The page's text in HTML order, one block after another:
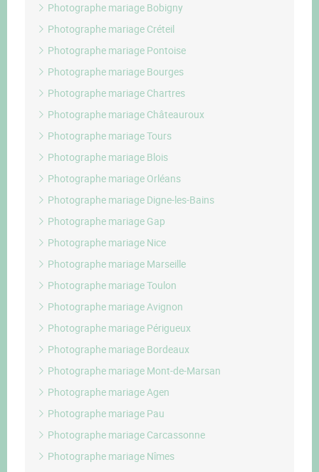
Photographe mariage Bobigny
Photographe mariage Créteil
Photographe mariage Pontoise
Photographe mariage Bourges
Photographe mariage Chartres
Photographe mariage Châteauroux
Photographe mariage Tours
Photographe mariage Blois
Photographe mariage Orléans
Photographe mariage Digne-les-Bains
Photographe mariage Gap
Photographe mariage Nice
Photographe mariage Marseille
Photographe mariage Toulon
Photographe mariage Avignon
Photographe mariage Périgueux
Photographe mariage Bordeaux
Photographe mariage Mont-de-Marsan
Photographe mariage Agen
Photographe mariage Pau
Photographe mariage Carcassonne
Photographe mariage Nîmes